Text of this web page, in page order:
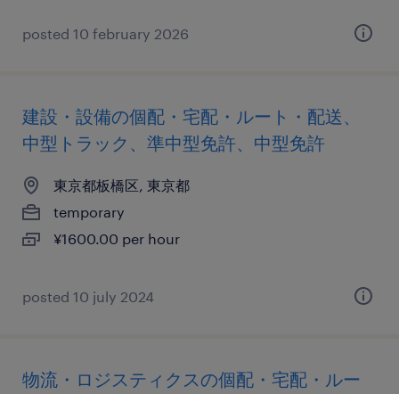
posted 10 february 2026
建設・設備の個配・宅配・ルート・配送、
中型トラック、準中型免許、中型免許
東京都板橋区, 東京都
temporary
¥1600.00 per hour
posted 10 july 2024
物流・ロジスティクスの個配・宅配・ルー